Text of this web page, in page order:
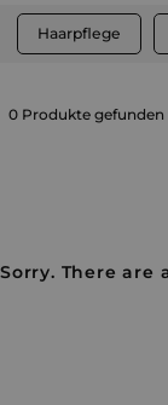
Haarpflege
0 Produkte gefunden
Sorry. There are